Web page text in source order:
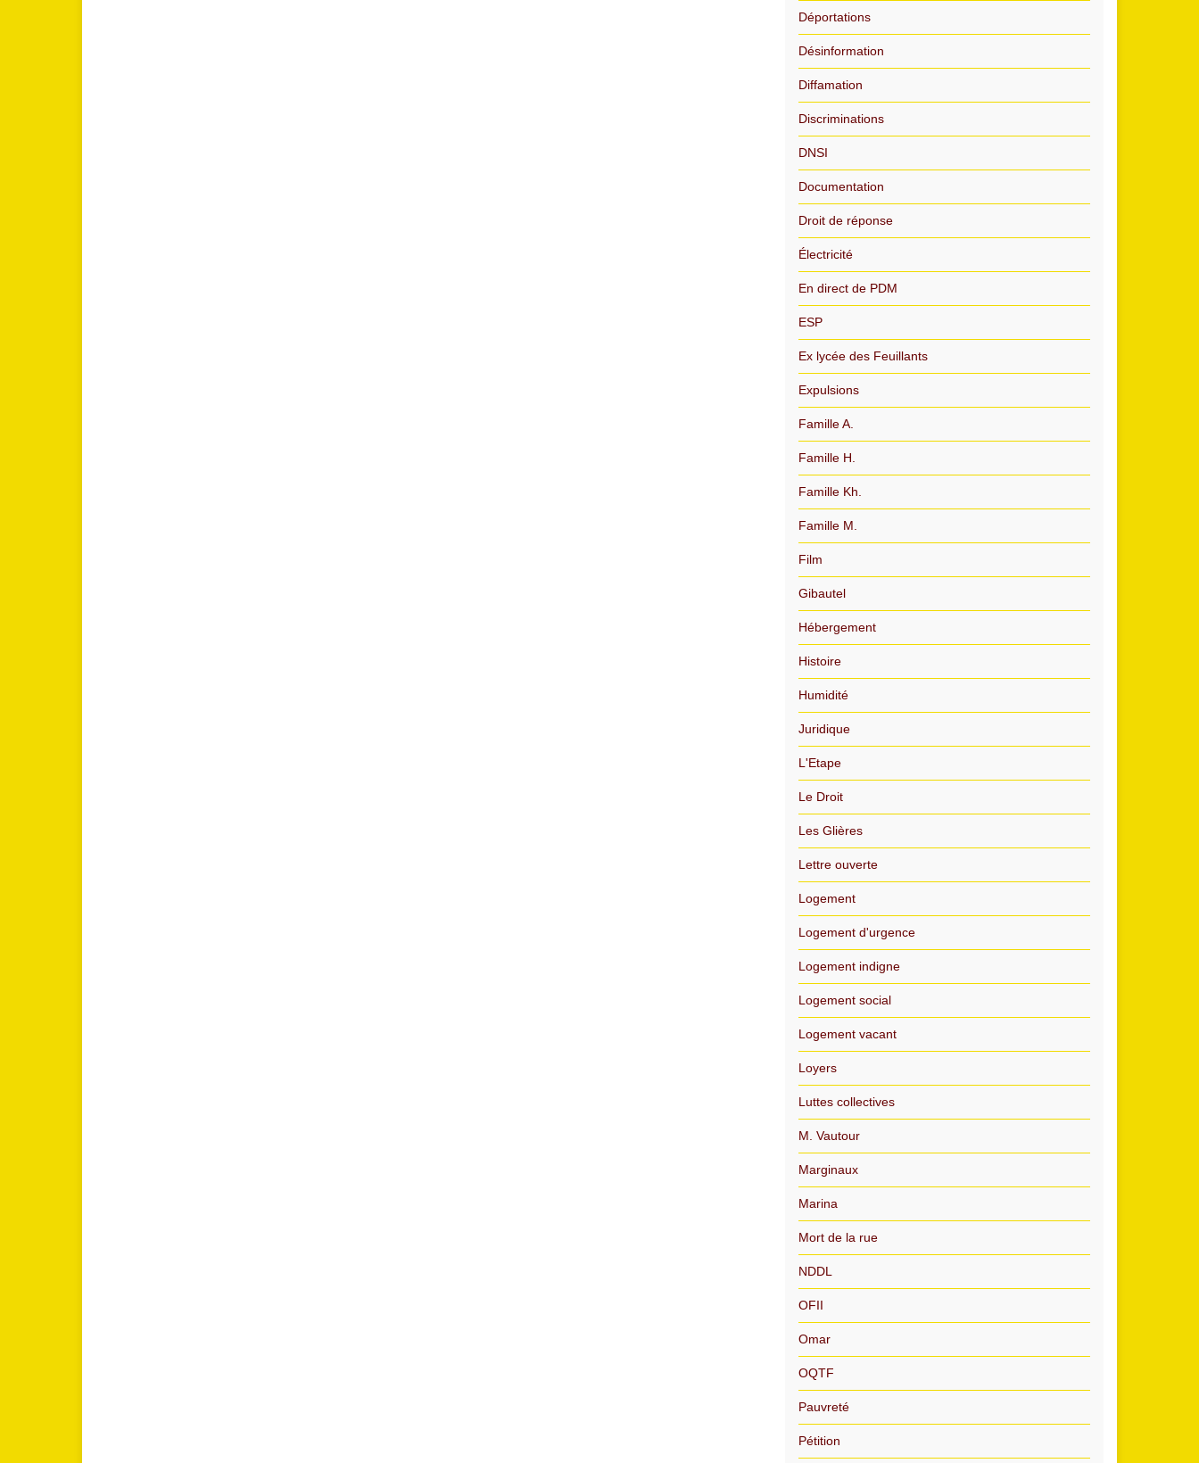
Déportations
Désinformation
Diffamation
Discriminations
DNSI
Documentation
Droit de réponse
Électricité
En direct de PDM
ESP
Ex lycée des Feuillants
Expulsions
Famille A.
Famille H.
Famille Kh.
Famille M.
Film
Gibautel
Hébergement
Histoire
Humidité
Juridique
L'Etape
Le Droit
Les Glières
Lettre ouverte
Logement
Logement d'urgence
Logement indigne
Logement social
Logement vacant
Loyers
Luttes collectives
M. Vautour
Marginaux
Marina
Mort de la rue
NDDL
OFII
Omar
OQTF
Pauvreté
Pétition